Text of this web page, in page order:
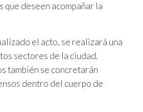
deseen acompañar la
el acto, se realizará una
sectores de la ciudad.
también se concretarán
dentro del cuerpo de